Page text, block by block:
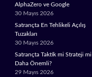
AlphaZero ve Google
30 Mayıs 2026
Satrançta En Tehlikeli Açılış
Tuzakları
30 Mayıs 2026
Satrançta Taktik mi Strateji mi
Daha Önemli?
29 Mayıs 2026